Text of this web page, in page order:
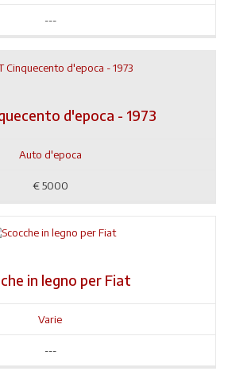
---
d'epoca - 1973
Auto d'epoca
€ 5000
in legno per Fiat
Varie
---